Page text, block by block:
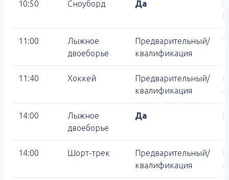
10:50 Сноуборд Да
11:00
Лыжное
двоеборье
Предварительный/
квалификация
11:40 Хоккей
Предварительный/
квалификация
14:00
Лыжное
двоеборье
Да
14:00 Шорт-трек
Предварительный/
квалификация